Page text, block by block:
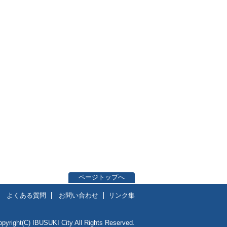
ページトップへ
よくある質問 お問い合わせ リンク集
IBUSUKI City All Rights Reserved.